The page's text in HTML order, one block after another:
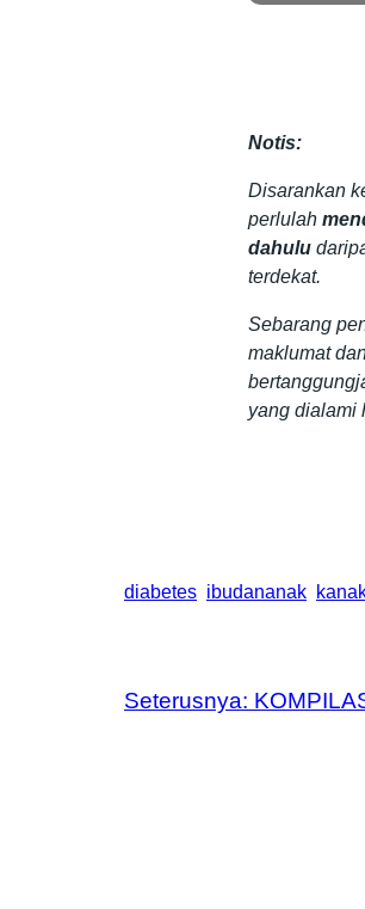
Notis:
Disarankan
perlulah
dahulu
terdekat.
Sebarang
maklumat
yang dialami
diabetes ibudananak
Seterusnya: